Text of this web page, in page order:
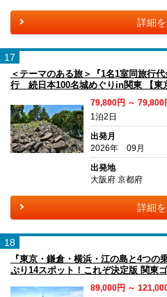
詳細
17
＜テーマのある旅＞『1名1室同旅行
行 続日本100名城めぐりin関東 【東
79,800円 ～ 79,800
1泊2日
出発月
2026年 09月
出発地
大阪府 京都府
詳細
18
『東京・鎌倉・横浜・江の島と4つ
ぷり14スポット！これぞ決定版 関東
89,000円 ～